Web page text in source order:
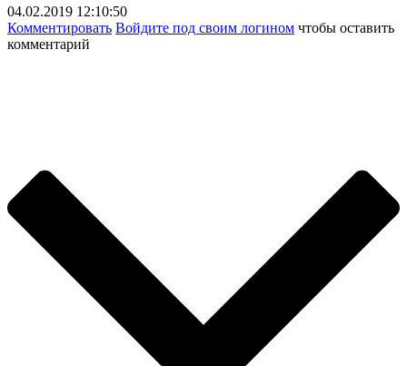
04.02.2019 12:10:50
Комментировать Войдите под своим логином чтобы оставить
комментарий